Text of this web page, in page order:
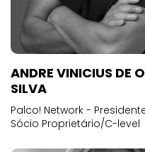
ANDRE VINICIUS DE
SILVA
Palco! Network -
Sócio Proprietário/C-level